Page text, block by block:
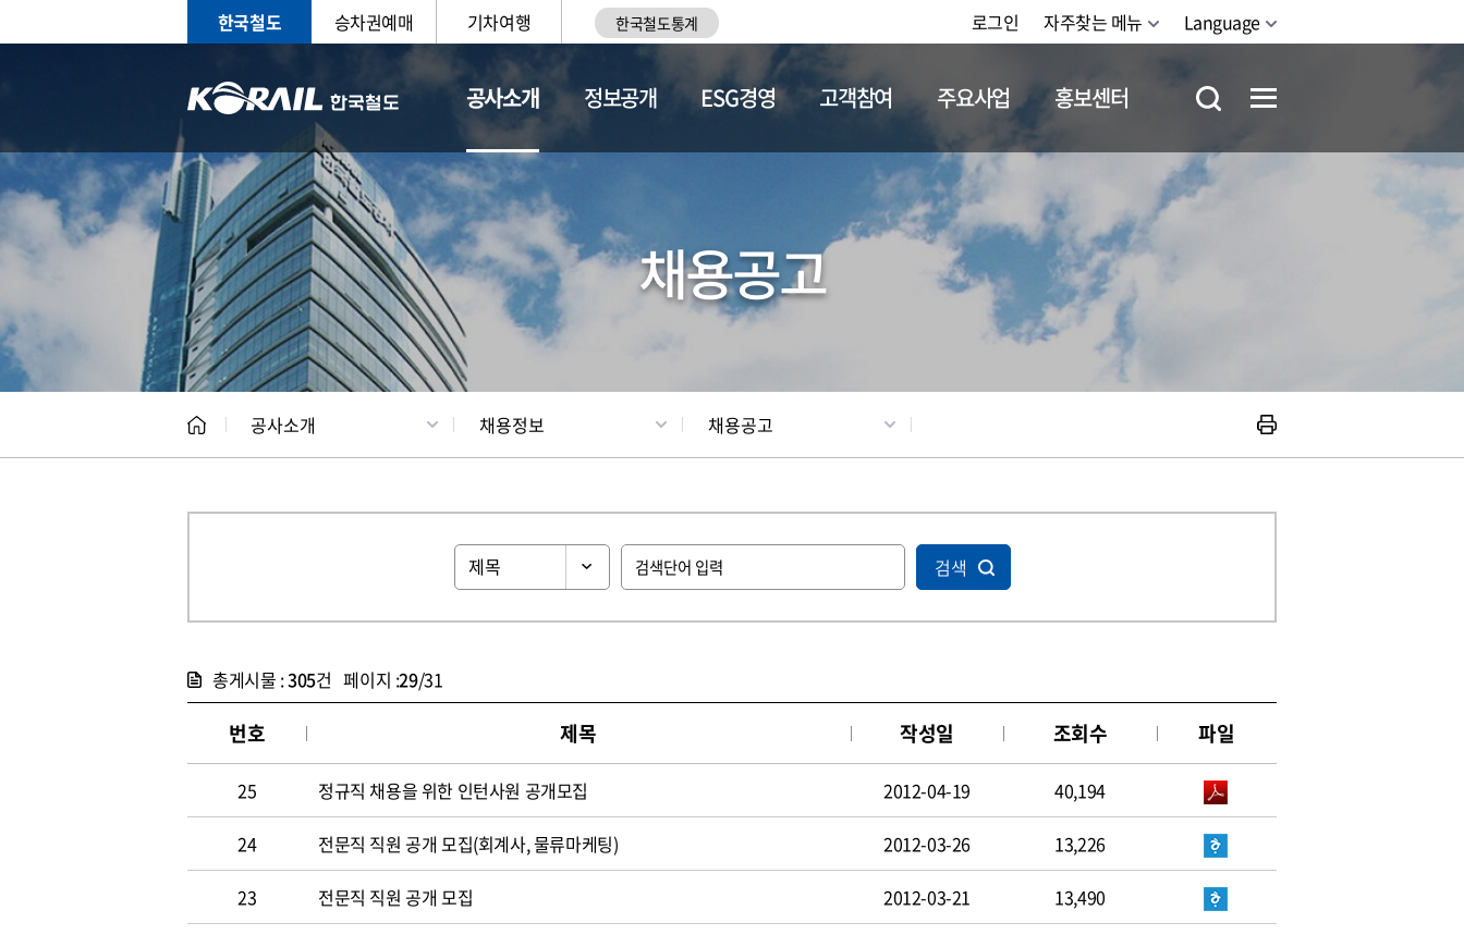
한국철도 승차권예매 기차여행 한국철도통계 로그인 자주찾는 메뉴 Language
공사소개
CEO 일반현황 채용정보
정보공개 ESG경영 고객참여 주요사업 홍보센터
채용공고
공사소개 채용정보 채용공고
검색
총게시물 :305건 페이지 :29/31
번호 제목 작성일 조회수 파일
25 정규직 채용을 위한 인턴사원 공개모집 2012-04-19 40,194
24 전문직 직원 공개 모집(회계사, 물류마케팅) 2012-03-26 13,226
23 전문직 직원 공개 모집 2012-03-21 13,490